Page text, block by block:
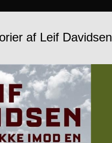
af Leif Davidsen